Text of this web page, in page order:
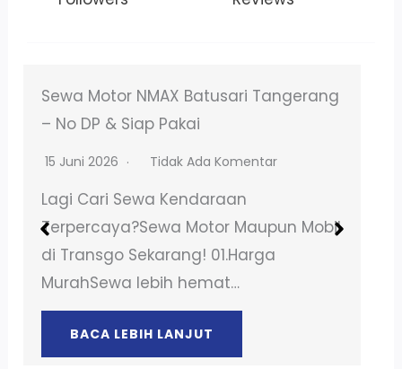
Sewa Motor NMAX Batusari Tangerang
– No DP & Siap Pakai
15 Juni 2026 Tidak Ada Komentar
Lagi Cari Sewa Kendaraan
Terpercaya?Sewa Motor Maupun Mobil
di Transgo Sekarang! 01.Harga
MurahSewa lebih hemat…
BACA LEBIH LANJUT